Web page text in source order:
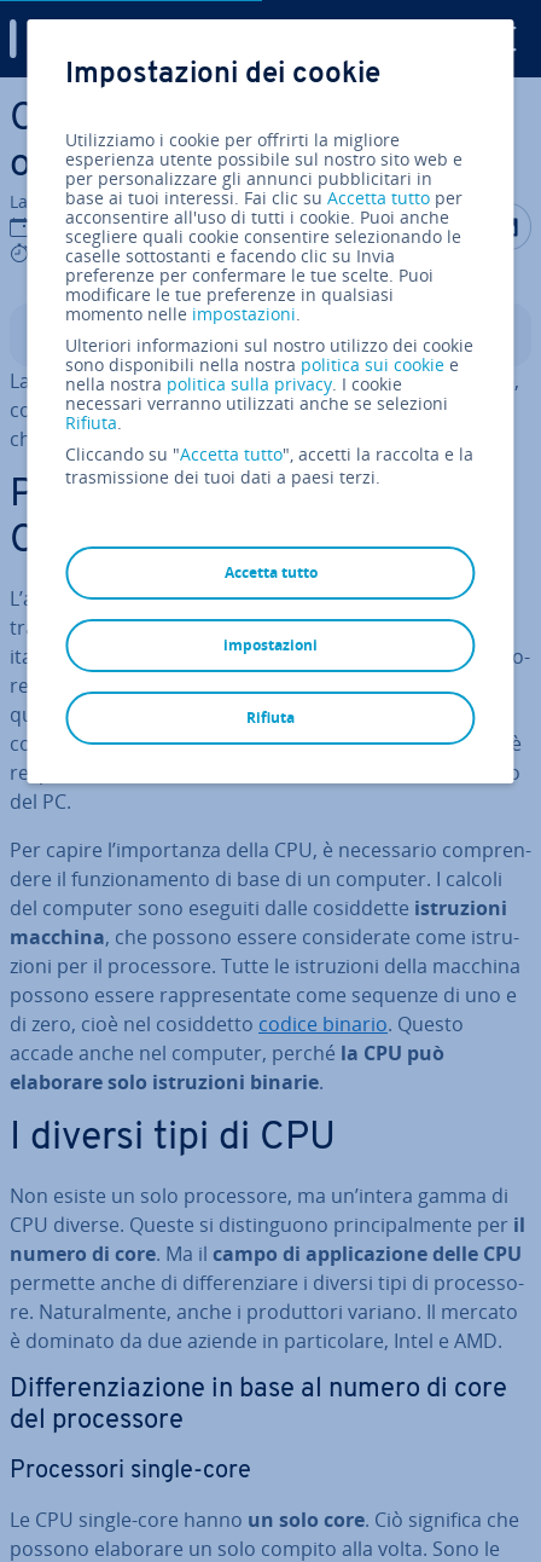
Vai al contenuto prin­ci­pa­le
Cos’è una CPU? Il cuore
operativo del computer
La redazione di IONOS
11 nov 2022
8 mins
Condividi
Indice
La CPU è il cuore operativo del computer. In par­ti­co­la­re,
contiene la potenza di calcolo es­sen­zia­le per le attività
che il PC deve svolgere ogni giorno.
Per cosa sta l’ab­bre­via­zio­ne
CPU?
L’ab­bre­via­zio­ne CPU sta perCentral Pro­ces­sing Unit
tra­du­ci­bi­le come “unità centrale di ela­bo­ra­zio­ne”. In
italiano viene spesso chiamato sem­pli­ce­men­te pro­ces­so­
re. Il pro­ces­so­re è il com­po­nen­te hardware centrale e
quindi il cuore operativo del PC. Senza di esso, un
computernon può fun­zio­na­re. Questo perché la CPU è
re­spon­sa­bi­le di tutti i calcoli necessari al fun­zio­na­men­to
del PC.
Per capire l’im­por­tan­za della CPU, è ne­ces­sa­rio com­pren­
de­re il fun­zio­na­men­to di base di un computer. I calcoli
del computer sono eseguiti dalle co­sid­det­te istru­zio­ni
macchina, che possono essere con­si­de­ra­te come istru­
zio­ni per il pro­ces­so­re. Tutte le istru­zio­ni della macchina
possono essere rap­pre­sen­ta­te come sequenze di uno e
di zero, cioè nel co­sid­det­to codice binario. Questo
accade anche nel computer, perché la CPU può
elaborare solo istru­zio­ni binarie.
I diversi tipi di CPU
Non esiste un solo pro­ces­so­re, ma un’intera gamma di
CPU diverse. Queste si di­stin­guo­no prin­ci­pal­men­te per il
numero di core. Ma il campo di ap­pli­ca­zio­ne delle CPU
permette anche di dif­fe­ren­zia­re i diversi tipi di pro­ces­so­
re. Na­tu­ral­men­te, anche i pro­dut­to­ri variano. Il mercato
è dominato da due aziende in par­ti­co­la­re, Intel e AMD.
Dif­fe­ren­zia­zio­ne in base al numero di core
del pro­ces­so­re
Pro­ces­so­ri single-core
Le CPU single-core hanno un solo core. Ciò significa che
possono elaborare un solo compito alla volta. Sono le
Impostazioni dei cookie
Utilizziamo i cookie per offrirti la migliore
esperienza utente possibile sul nostro sito web e
per personalizzare gli annunci pubblicitari in
base ai tuoi interessi. Fai clic suAccetta tutto per
acconsentire all'uso di tutti i cookie. Puoi anche
scegliere quali cookie consentire selezionando le
caselle sottostanti e facendo clic su Invia
preferenze per confermare le tue scelte. Puoi
modificare le tue preferenze in qualsiasi
momento nelle impostazioni.
Ulteriori informazioni sul nostro utilizzo dei cookie
sono disponibili nella nostra politica sui cookie e
nella nostra politica sulla privacy. I cookie
necessari verranno utilizzati anche se selezioni
Rifiuta.
Cliccando su "Accetta tutto", accetti la raccolta e la
trasmissione dei tuoi dati a paesi terzi.
Accetta tutto
Rifiuta
impostazioni